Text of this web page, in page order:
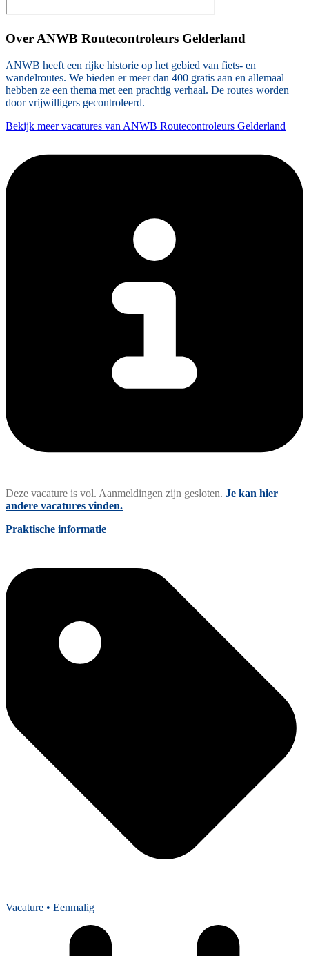
Over ANWB Routecontroleurs Gelderland
ANWB heeft een rijke historie op het gebied van fiets- en
wandelroutes. We bieden er meer dan 400 gratis aan en allemaal
hebben ze een thema met een prachtig verhaal. De routes worden
door vrijwilligers gecontroleerd.
Bekijk meer vacatures van ANWB Routecontroleurs Gelderland
Deze vacature is vol. Aanmeldingen zijn gesloten. Je kan hier
andere vacatures vinden.
Praktische informatie
Vacature • Eenmalig